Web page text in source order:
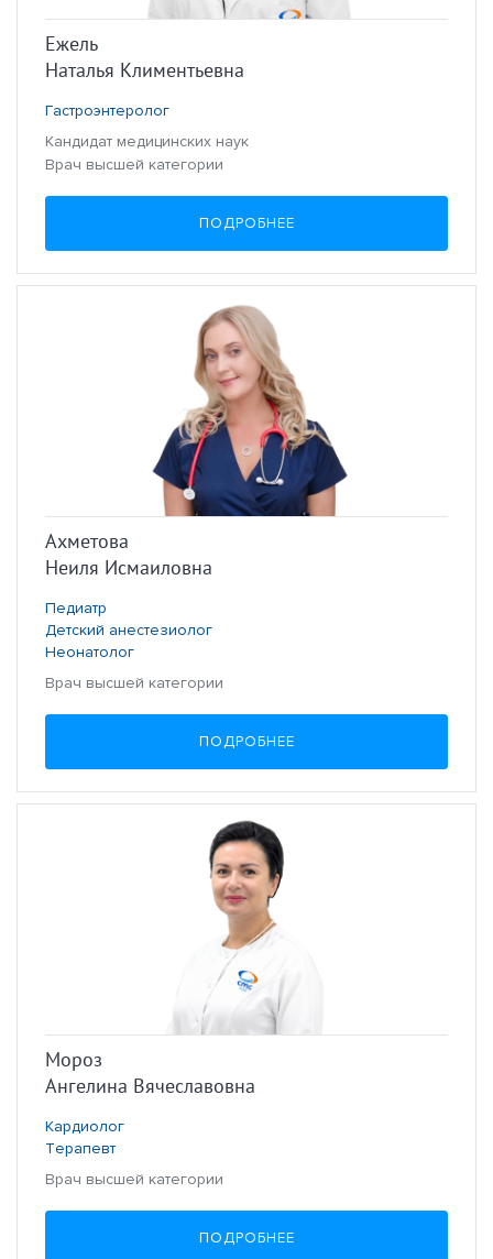
Ежель
Наталья Климентьевна
Гастроэнтеролог
Кандидат медицинских наук
Врач высшей категории
ПОДРОБНЕЕ
Ахметова
Неиля Исмаиловна
Педиатр
Детский анестезиолог
Неонатолог
Врач высшей категории
ПОДРОБНЕЕ
Мороз
Ангелина Вячеславовна
Кардиолог
Терапевт
Врач высшей категории
ПОДРОБНЕЕ